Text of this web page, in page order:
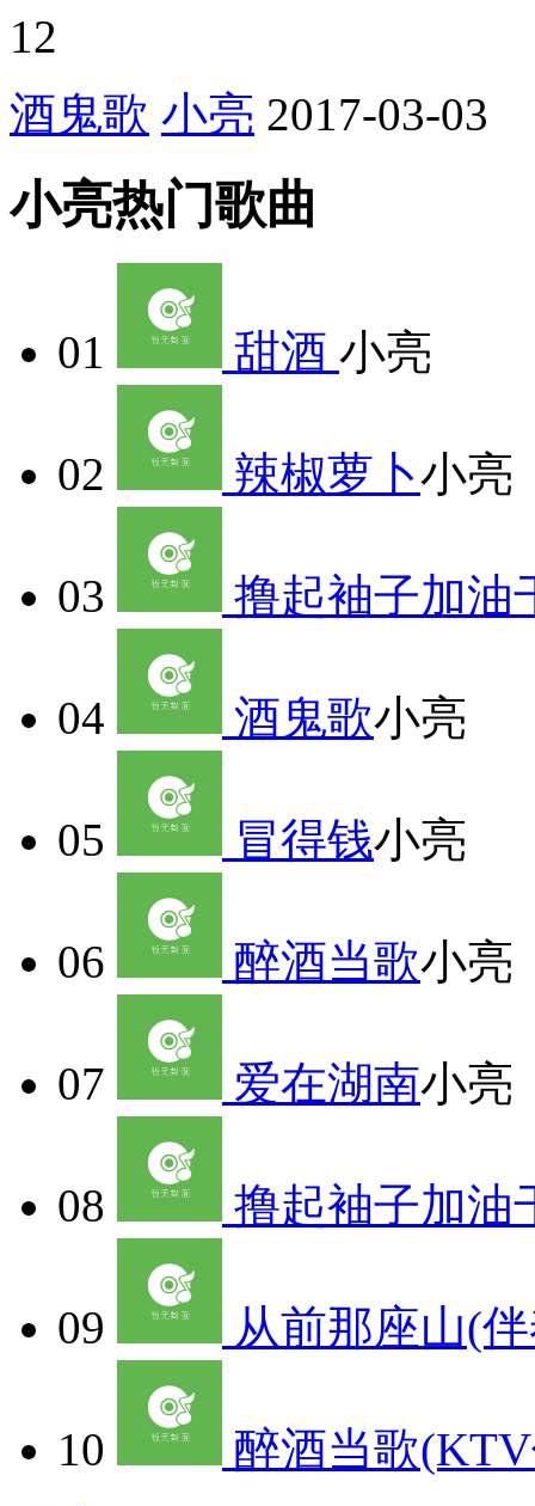
12
酒鬼歌 小亮 2017-03-03
小亮热门歌曲
01 甜酒 小亮
02 辣椒萝卜小亮
03 撸起袖子加油
04 酒鬼歌小亮
05 冒得钱小亮
06 醉酒当歌小亮
07 爱在湖南小亮
08 撸起袖子加油
09 从前那座山(
10
醉酒当歌